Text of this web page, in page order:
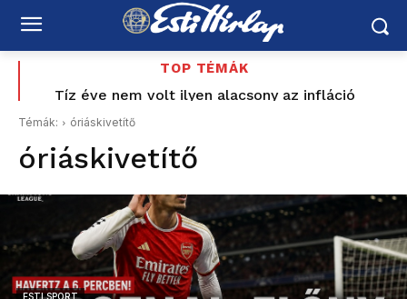
TOP TÉMÁK
Tíz éve nem volt ilyen alacsony az infláció
Magyarországon – az élelmiszerek ára már
Országos hétvégi programajánló augusztus 8–9-re:
vízipisztolycsata, foci, Balaton, borhetek,
Témák: óriáskivetítő
óriáskivetítő
ESTI SPORT